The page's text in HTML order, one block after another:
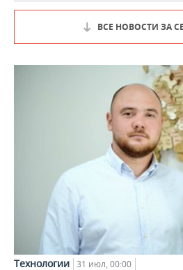
ВСЕ НОВОСТИ ЗА
Технологии 31 июл, 00:00